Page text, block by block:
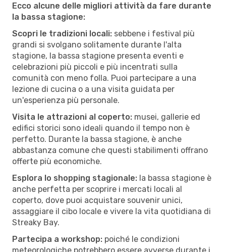
Ecco alcune delle migliori attività da fare durante
la bassa stagione:
Scopri le tradizioni locali: sebbene i festival più
grandi si svolgano solitamente durante l'alta
stagione, la bassa stagione presenta eventi e
celebrazioni più piccoli e più incentrati sulla
comunità con meno folla. Puoi partecipare a una
lezione di cucina o a una visita guidata per
un'esperienza più personale.
Visita le attrazioni al coperto: musei, gallerie ed
edifici storici sono ideali quando il tempo non è
perfetto. Durante la bassa stagione, è anche
abbastanza comune che questi stabilimenti offrano
offerte più economiche.
Esplora lo shopping stagionale: la bassa stagione è
anche perfetta per scoprire i mercati locali al
coperto, dove puoi acquistare souvenir unici,
assaggiare il cibo locale e vivere la vita quotidiana di
Streaky Bay.
Partecipa a workshop: poiché le condizioni